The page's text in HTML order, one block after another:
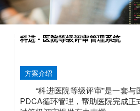
科进 • 医院等级评审管理系统
方案介绍
“科进医院等级评审”是一套
PDCA循环管理，帮助医院完成